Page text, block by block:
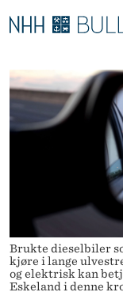
N
Y
T
T
E
O
V
E
Y
Ø
K
I
E
T
Stipendiater og
Disputaser
Brukte dieselbiler
kjøre i lange
og elektrisk kan
Eskeland i denne